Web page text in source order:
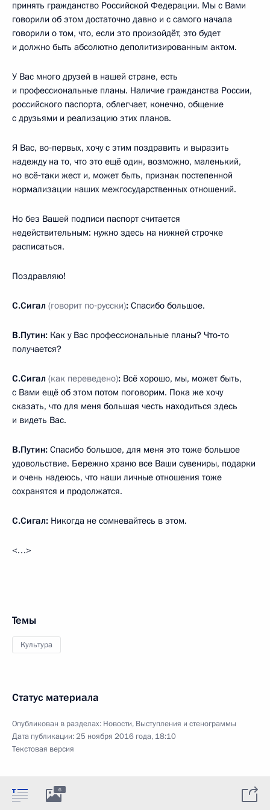
принять гражданство Российской Федерации. Мы с Вами
говорили об этом достаточно давно и с самого начала
говорили о том, что, если это произойдёт, это будет
и должно быть абсолютно деполитизированным актом.
У Вас много друзей в нашей стране, есть
и профессиональные планы. Наличие гражданства России,
российского паспорта, облегчает, конечно, общение
с друзьями и реализацию этих планов.
Я Вас, во‑первых, хочу с этим поздравить и выразить
надежду на то, что это ещё один, возможно, маленький,
но всё‑таки жест и, может быть, признак постепенной
нормализации наших межгосударственных отношений.
Но без Вашей подписи паспорт считается
недействительным: нужно здесь на нижней строчке
расписаться.
Поздравляю!
С.Сигал (говорит по‑русски): Спасибо большое.
В.Путин: Как у Вас профессиональные планы? Что‑то
получается?
С.Сигал (как переведено): Всё хорошо, мы, может быть,
с Вами ещё об этом потом поговорим. Пока же хочу
сказать, что для меня большая честь находиться здесь
и видеть Вас.
В.Путин: Спасибо большое, для меня это тоже большое
удовольствие. Бережно храню все Ваши сувениры, подарки
и очень надеюсь, что наши личные отношения тоже
сохранятся и продолжатся.
С.Сигал: Никогда не сомневайтесь в этом.
<…>
Темы
Культура
Статус материала
Опубликован в разделах: Новости, Выступления и стенограммы
Дата публикации:25 ноября 2016 года, 18:10
Текстовая версия
6